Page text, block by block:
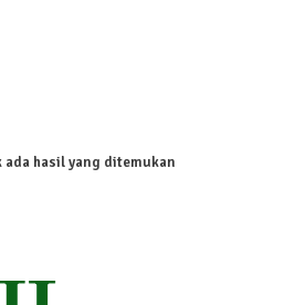
ada hasil yang ditemukan